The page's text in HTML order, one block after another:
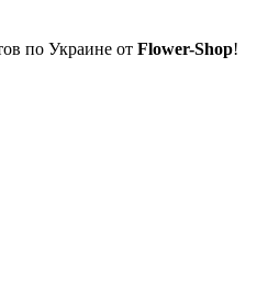
по Украине от Flower-Shop!